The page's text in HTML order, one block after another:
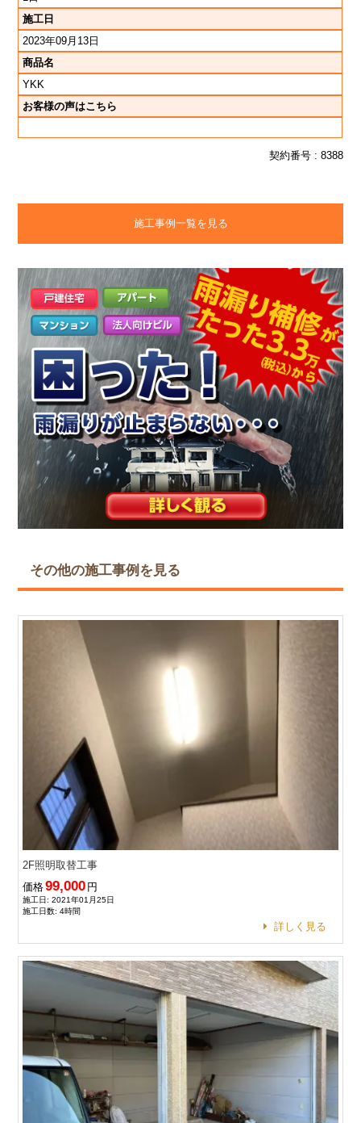
施工日
2023年09月13日
商品名
YKK
お客様の声はこちら
契約番号 : 8388
施工事例一覧を見る
その他の施工事例を見る
2F照明取替工事
価格99,000 円
施工日: 2021年01月25日
施工日数: 4時間
詳しく見る